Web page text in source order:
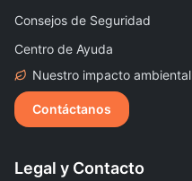
Consejos de Seguridad
Centro de Ayuda
Nuestro impacto ambiental
Contáctanos
Legal y Contacto